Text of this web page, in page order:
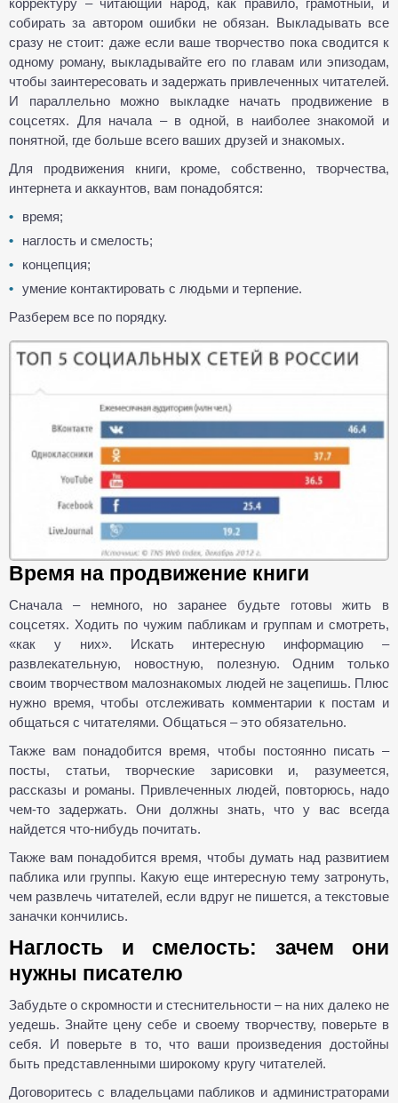
корректуру – читающий народ, как правило, грамотный, и
собирать за автором ошибки не обязан. Выкладывать все
сразу не стоит: даже если ваше творчество пока сводится к
одному роману, выкладывайте его по главам или эпизодам,
чтобы заинтересовать и задержать привлеченных читателей.
И параллельно можно выкладке начать продвижение в
соцсетях. Для начала – в одной, в наиболее знакомой и
понятной, где больше всего ваших друзей и знакомых.
Для продвижения книги, кроме, собственно, творчества,
интернета и аккаунтов, вам понадобятся:
время;
наглость и смелость;
концепция;
умение контактировать с людьми и терпение.
Разберем все по порядку.
Время на продвижение книги
Сначала – немного, но заранее будьте готовы жить в
соцсетях. Ходить по чужим пабликам и группам и смотреть,
«как у них». Искать интересную информацию –
развлекательную, новостную, полезную. Одним только
своим творчеством малознакомых людей не зацепишь. Плюс
нужно время, чтобы отслеживать комментарии к постам и
общаться с читателями. Общаться – это обязательно.
Также вам понадобится время, чтобы постоянно писать –
посты, статьи, творческие зарисовки и, разумеется,
рассказы и романы. Привлеченных людей, повторюсь, надо
чем-то задержать. Они должны знать, что у вас всегда
найдется что-нибудь почитать.
Также вам понадобится время, чтобы думать над развитием
паблика или группы. Какую еще интересную тему затронуть,
чем развлечь читателей, если вдруг не пишется, а текстовые
заначки кончились.
Наглость и смелость: зачем они
нужны писателю
Забудьте о скромности и стеснительности – на них далеко не
уедешь. Знайте цену себе и своему творчеству, поверьте в
себя. И поверьте в то, что ваши произведения достойны
быть представленными широкому кругу читателей.
Договоритесь с владельцами пабликов и администраторами